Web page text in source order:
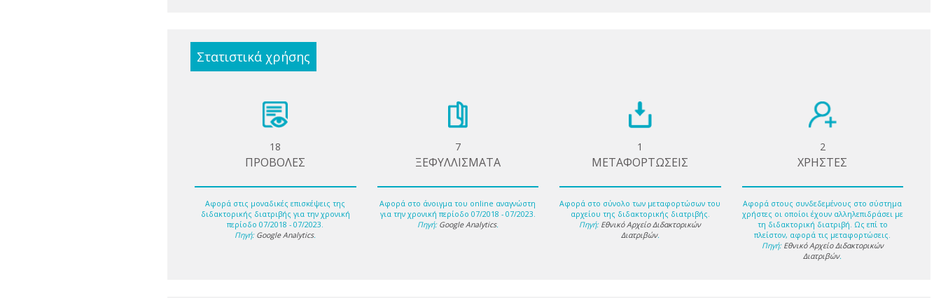
Στατιστικά χρήσης
18
ΠΡΟΒΟΛΕΣ
Αφορά στις μοναδικές επισκέψεις της
διδακτορικής διατριβής για την χρονική
περίοδο 07/2018 - 07/2023.
Πηγή: Google Analytics.
7
ΞΕΦΥΛΛΙΣΜΑΤΑ
Αφορά στο άνοιγμα του online αναγνώστη
για την χρονική περίοδο 07/2018 - 07/2023.
Πηγή: Google Analytics.
1
ΜΕΤΑΦΟΡΤΩΣΕΙΣ
Αφορά στο σύνολο των μεταφορτώσων του
αρχείου της διδακτορικής διατριβής.
Πηγή: Εθνικό Αρχείο Διδακτορικών
Διατριβών.
2
ΧΡΗΣΤΕΣ
Αφορά στους συνδεδεμένους στο σύστημα
χρήστες οι οποίοι έχουν αλληλεπιδράσει με
τη διδακτορική διατριβή. Ως επί το
πλείστον, αφορά τις μεταφορτώσεις.
Πηγή: Εθνικό Αρχείο Διδακτορικών
Διατριβών.